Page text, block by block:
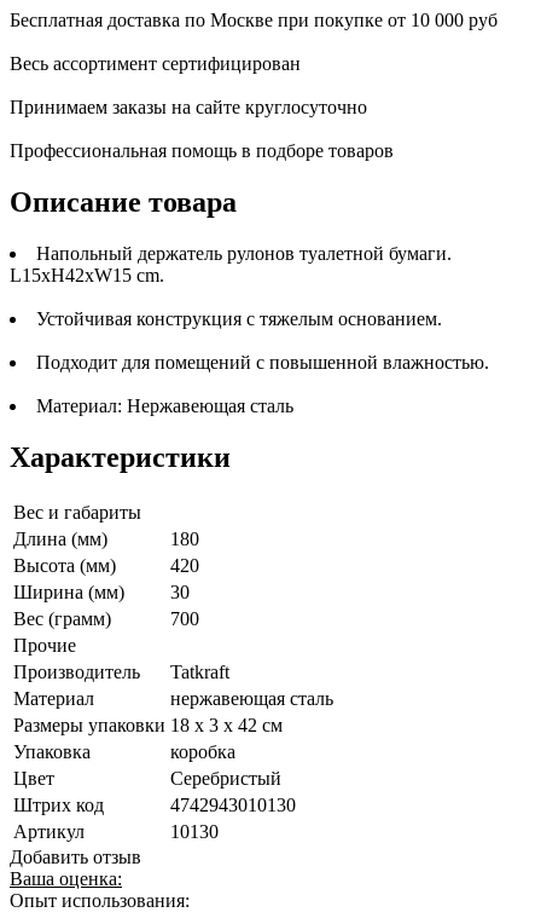
Бесплатная доставка по Москве при покупке от 10 000 руб
Весь ассортимент сертифицирован
Принимаем заказы на сайте круглосуточно
Профессиональная помощь в подборе товаров
Описание товара
Напольный держатель рулонов туалетной бумаги.
L15xH42xW15 cm.
Устойчивая конструкция с тяжелым основанием.
Подходит для помещений с повышенной влажностью.
Материал: Нержавеющая сталь
Характеристики
Вес и габариты
Длина (мм)
180
Высота (мм)
420
Ширина (мм)
30
Вес (грамм)
700
Прочие
Производитель
Tatkraft
Материал
нержавеющая сталь
Размеры упаковки 18 х 3 х 42 см
Упаковка
коробка
Цвет
Серебристый
Штрих код
4742943010130
Артикул
10130
Добавить отзыв
Ваша оценка:
Опыт использования: